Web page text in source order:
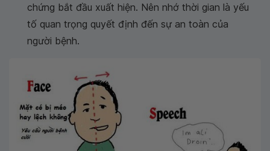
chứng bắt đầu xuất hiện. Nên nhớ thời gian là yếu
tố quan trọng quyết định đến sự an toàn của
người bệnh.